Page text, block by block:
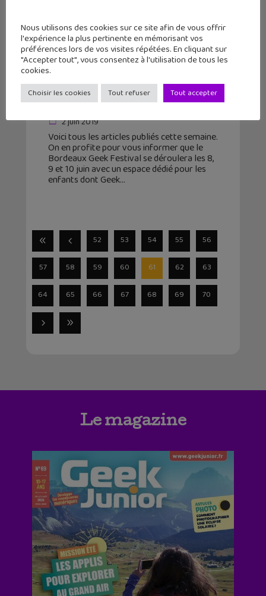
L’actu Geek #109 : FIFA 19,
TimeJump, Brevet des collèges,
Bordeaux Geek Festival
2 juin 2019
Voici tous les articles publiés cette semaine.
On en profite pour vous informer que le
Bordeaux Geek Festival se déroulera les 8,
9 et 10 juin avec un espace dédié pour les
enfants dont Geek
52 53 54 55 56
57 58 59 60 61 62 63
64 65 66 67 68 69 70
Le magazine
Nous utilisons des cookies sur ce site afin de vous offrir
l'expérience la plus pertinente en mémorisant vos
préférences lors de vos visites répétées. En cliquant sur
"Accepter tout", vous consentez à l'utilisation de tous les
cookies.
Choisir les cookies Tout refuser Tout accepter